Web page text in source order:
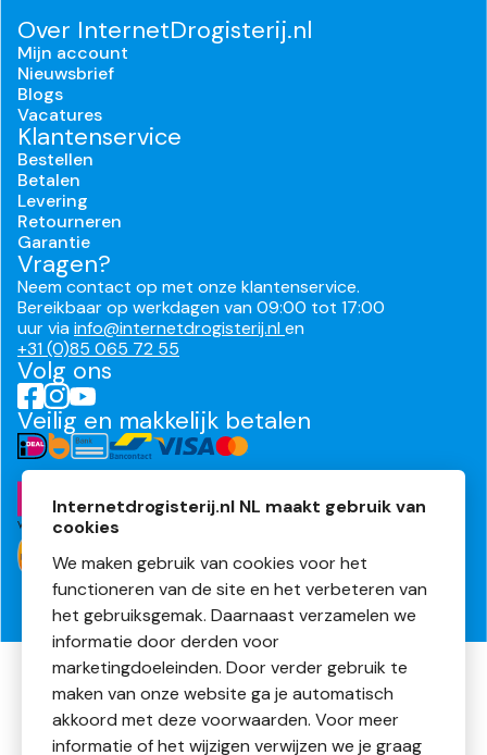
Over InternetDrogisterij.nl
Mijn account
Nieuwsbrief
Blogs
Vacatures
Klantenservice
Bestellen
Betalen
Levering
Retourneren
Garantie
Vragen?
Neem contact op met onze klantenservice.
Bereikbaar op werkdagen van 09:00 tot 17:00
uur viainfo@internetdrogisterij.nlen
+31 (0)85 065 72 55
Volg ons
Veilig en makkelijk betalen
Algemene voorwaarden
Privacyverklaring
Cookies
Disclaimer
Internetdrogisterij.nl NL maakt gebruik van
cookies
We maken gebruik van cookies voor het
functioneren van de site en het verbeteren van
het gebruiksgemak. Daarnaast verzamelen we
informatie door derden voor
marketingdoeleinden. Door verder gebruik te
maken van onze website ga je automatisch
akkoord met deze voorwaarden. Voor meer
informatie of het wijzigen verwijzen we je graag